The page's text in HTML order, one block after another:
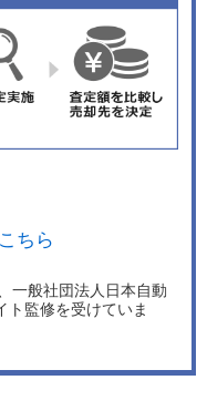
ちら
一般社団法人日本自動
ト監修を受けていま